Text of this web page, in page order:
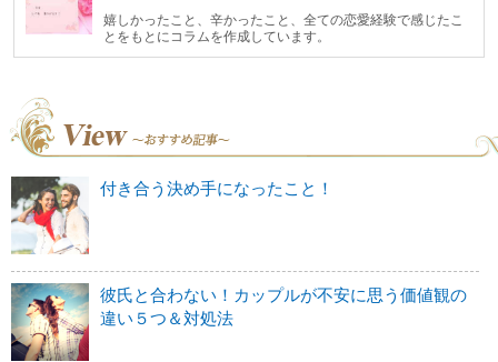
嬉しかったこと、辛かったこと、全ての恋愛経験で感じたこ
とをもとにコラムを作成しています。
付き合う決め手になったこと！
彼氏と合わない！カップルが不安に思う価値観の
違い５つ＆対処法